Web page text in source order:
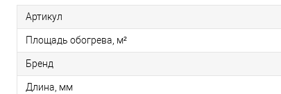
Артикул
Площадь обогрева, м²
Бренд
Длина, мм